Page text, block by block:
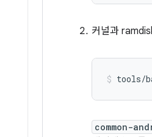
커널과
tools/
common-